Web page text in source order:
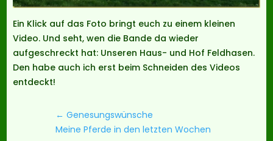
Ein Klick auf das Foto bringt euch zu einem kleinen
Video. Und seht, wen die Bande da wieder
aufgeschreckt hat: Unseren Haus- und Hof Feldhasen.
Den habe auch ich erst beim Schneiden des Videos
entdeckt!
←Genesungswünsche
Meine Pferde in den letzten Wochen